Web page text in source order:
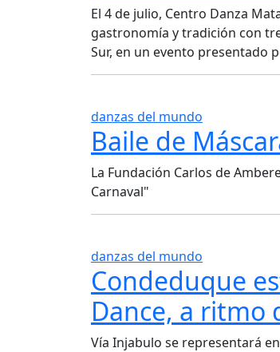
El 4 de julio, Centro Danza
gastronomía y tradición con
Sur, en un evento presentado
danzas del mundo
Baile de
La Fundación Carlos de
Carnaval"
danzas del mundo
Condeduque
Dance, a ritmo
Vía Injabulo se representará